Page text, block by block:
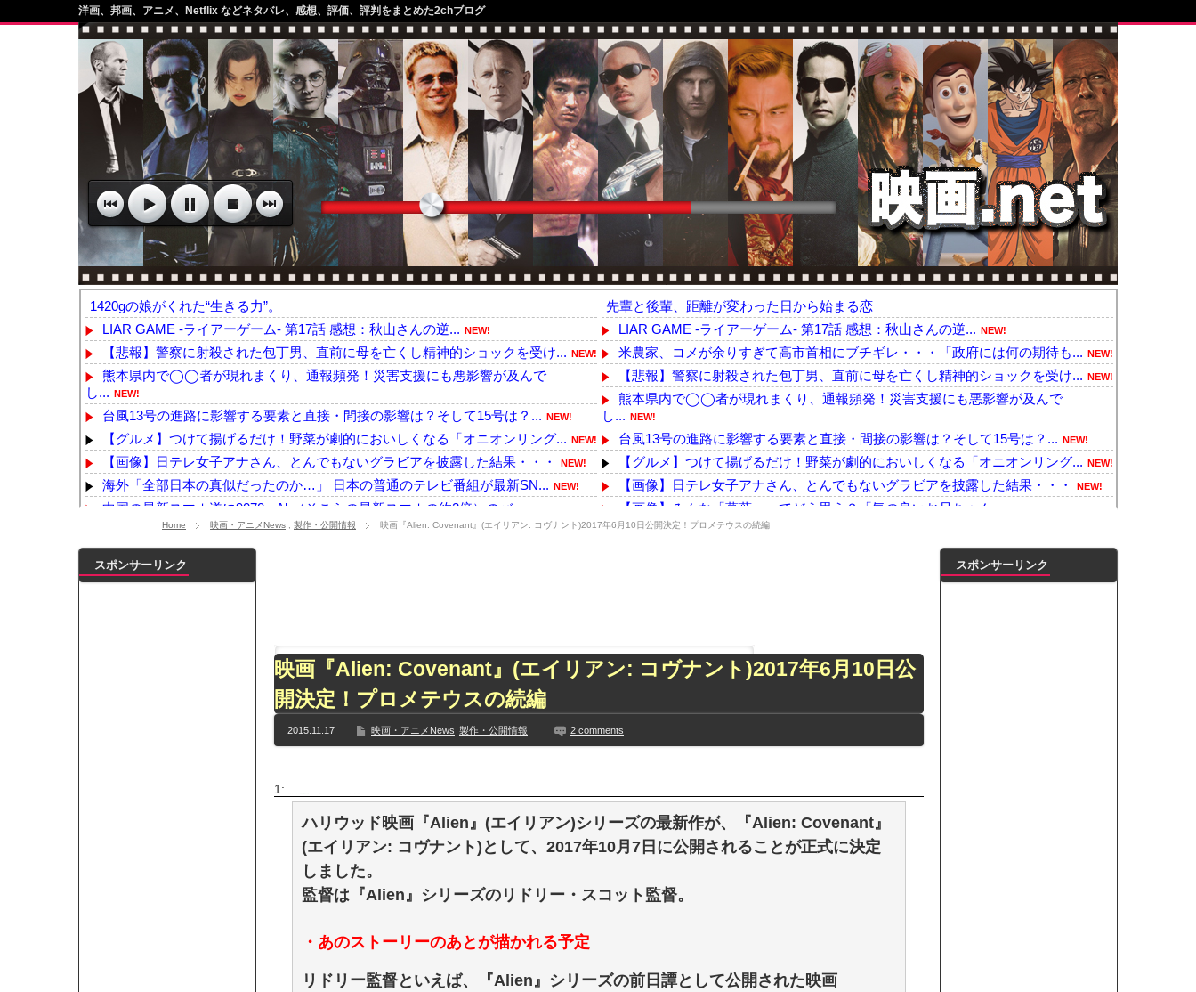
洋画、邦画、アニメ、Netflix などネタバレ、感想、評価、評判をまとめた2chブログ
1420gの娘がくれた“生きる力”。
LIAR GAME -ライアーゲーム- 第17話 感想：秋山さんの逆... NEW!
【悲報】警察に射殺された包丁男、直前に母を亡くし精神的ショックを受け... NEW!
熊本県内で◯◯者が現れまくり、通報頻発！災害支援にも悪影響が及んで
し... NEW!
台風13号の進路に影響する要素と直接・間接の影響は？そして15号は？... NEW!
【グルメ】つけて揚げるだけ！野菜が劇的においしくなる「オニオンリング... NEW!
【画像】日テレ女子アナさん、とんでもないグラビアを披露した結果・・・ NEW!
海外「全部日本の真似だったのか…」 日本の普通のテレビ番組が最新SN... NEW!
中国の最新スマホ遂に9070mAh（そこらの最新スマホの約2倍）のバ...
PCパーツ高すぎて自作する人減ってるよな NEW!
【熊本地震】イオンの猫カフェ、悲惨なことになっていた・・・・
【デレマス】Pの家の合鍵を勝手に作って部屋に侵入しそうなアイドル
【乃木坂】水谷豊の息子、三山凌輝がW不倫‼共演した久保史緒里と中村麗...
【TWICE】サナが佐藤健とダブル主演の映画で演技に初挑戦‼
【乃木坂】TIFで披露したストライキダンスが大バズリ‼
【速報】石破首相 大敗の責任「両院議員総会での意見や総括を踏まえ、適...
【画像】色盲にはグレーにしか見えない事実がこちらｗｗｗｗｗｗ
メイドの格好してるちょちょたんの破壊力が半端ない【梅咲遥】
モーニングショー「視聴率5.2％！」テレビ朝日「ひたすら自民批判！」...
出自が社長にバレて「愛人になれ」と脅された。辞めたら1週間もしないう...
【唖然】渋谷のホームレス対策、とんでもない領域へｗｗｗｗｗｗ
子供部屋おじさんなんですがコード類の配線ぐちゃぐちゃさせない方法教え...
【朗報】阪神のドラフト、ガチで大当たりだったｗｗｗｗｗｗｗｗｗｗｗｗ...
下半身トレーニング、太ももに自信ニキきてくれｗｗｗｗｗｗｗｗｗ
先輩と後輩、距離が変わった日から始まる恋
LIAR GAME -ライアーゲーム- 第17話 感想：秋山さんの逆... NEW!
米農家、コメが余りすぎて高市首相にブチギレ・・・「政府には何の期待も... NEW!
【悲報】警察に射殺された包丁男、直前に母を亡くし精神的ショックを受け... NEW!
熊本県内で◯◯者が現れまくり、通報頻発！災害支援にも悪影響が及んで
し... NEW!
台風13号の進路に影響する要素と直接・間接の影響は？そして15号は？... NEW!
【グルメ】つけて揚げるだけ！野菜が劇的においしくなる「オニオンリング... NEW!
【画像】日テレ女子アナさん、とんでもないグラビアを披露した結果・・・ NEW!
【画像】みんな「葛葉」ってどう思う？「気の良いお兄ちゃん」
海外「全部日本の真似だったのか…」 日本の普通のテレビ番組が最新SN...
中国の最新スマホ遂に9070mAh（そこらの最新スマホの約2倍）のバ...
【画像】海にいたカップルさん、エ□かわすぎる彼女が話題になってしまう...
【悲報】渡邊渚さん「キスしろよ」のヤジでPTSD発症時の状態に逆戻り...
【速報】れいわ新選組が「いのちの党」に改名ｗｗｗｗｗｗｗｗｗｗｗ
【画像】小倉ゆうか（元・小倉優香）が水着グラビア復帰ｗｗｗｗｗ
外国人「お前らビッグマックって本当に美味しいと思うか？」
メイドの格好してるちょちょたんの破壊力が半端ない【梅咲遥】
BABYMETAL「PMC Vol.29 新生ベビメタ表紙」
【唖然】渋谷のホームレス対策、とんでもない領域へｗｗｗｗｗｗ
Home 映画・アニメNews 製作・公開情報 映画『Alien: Covenant』(エイリアン: コヴナント)2017年6月10日公開決定！プロメテウスの続編
映画『Alien: Covenant』(エイリアン: コヴナント)2017年6月10日公
開決定！プロメテウスの続編
2015.11.17 映画・アニメNews 製作・公開情報 2 comments
1:
ハリウッド映画『Alien』(エイリアン)シリーズの最新作が、『Alien: Covenant』
(エイリアン: コヴナント)として、2017年10月7日に公開されることが正式に決定
しました。
監督は『Alien』シリーズのリドリー・スコット監督。
・あのストーリーのあとが描かれる予定
リドリー監督といえば、『Alien』シリーズの前日譚として公開された映画
スポンサーリンク スポンサーリンク